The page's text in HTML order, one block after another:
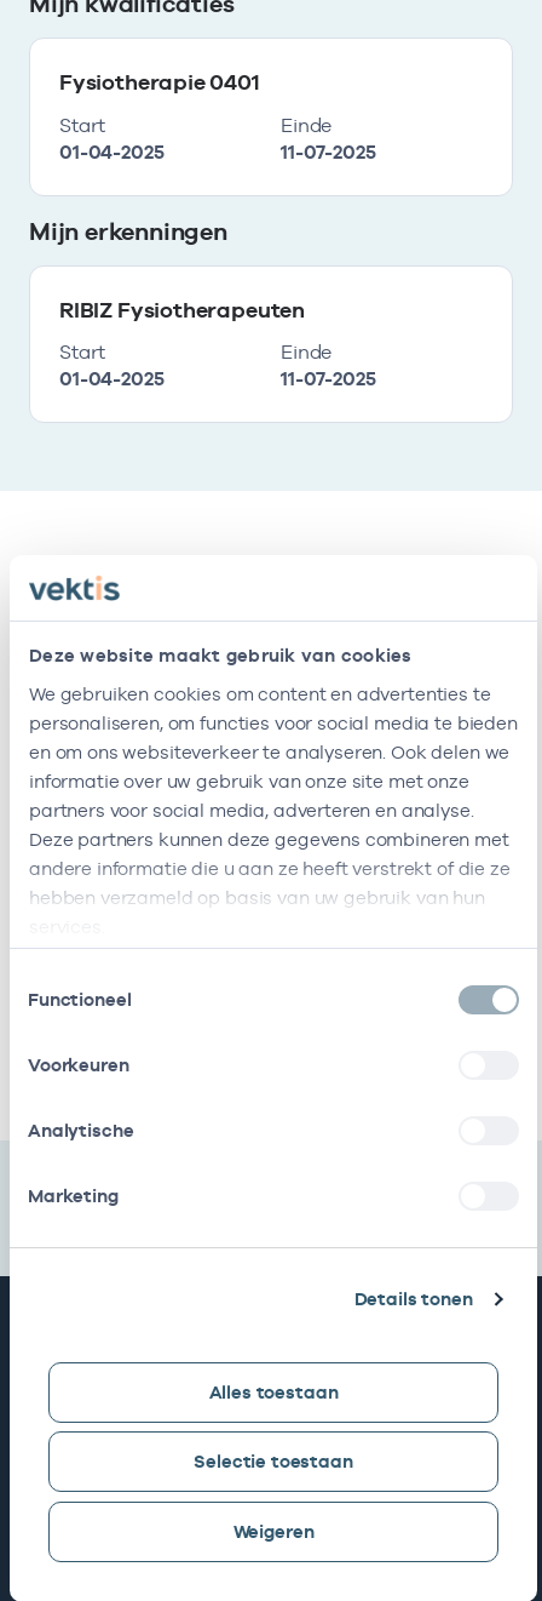
Deze website maakt gebruik van cookies
We gebruiken cookies om content en advertenties te
personaliseren, om functies voor social media te bieden
en om ons websiteverkeer te analyseren. Ook delen we
informatie over uw gebruik van onze site met onze
partners voor social media, adverteren en analyse.
Deze partners kunnen deze gegevens combineren met
andere informatie die u aan ze heeft verstrekt of die ze
hebben verzameld op basis van uw gebruik van hun
Functioneel
Voorkeuren
Analytische
Marketing
Details tonen
Alles toestaan
Selectie toestaan
Weigeren
Fysiotherapie 0401
Start
01-04-2025
Einde
11-07-2025
Mijn erkenningen
RIBIZ Fysiotherapeuten
Start
01-04-2025
Einde
11-07-2025
Relaties
Ik ben werkzaam bij de volgende vestigingen
Ik ben werkzaam bij de volgende vestigingen
Naam Zorgaanbod AGB-code
Meerstate Fysiotherapie 47471431
Ik heb een arbeidsrelatie met
Ik heb een arbeidsrelatie met
Viva
01-04-2025
Mijn Vektis